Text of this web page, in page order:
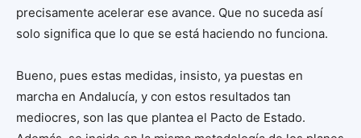
precisamente acelerar ese avance. Que no suceda así
solo significa que lo que se está haciendo no funciona.
Bueno, pues estas medidas, insisto, ya puestas en
marcha en Andalucía, y con estos resultados tan
mediocres, son las que plantea el Pacto de Estado.